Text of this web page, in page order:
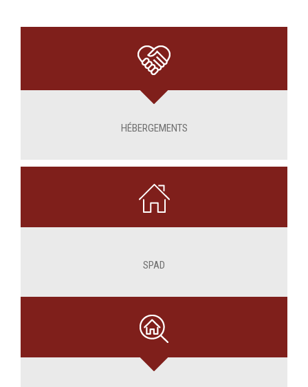
HÉBERGEMENTS
SPAD